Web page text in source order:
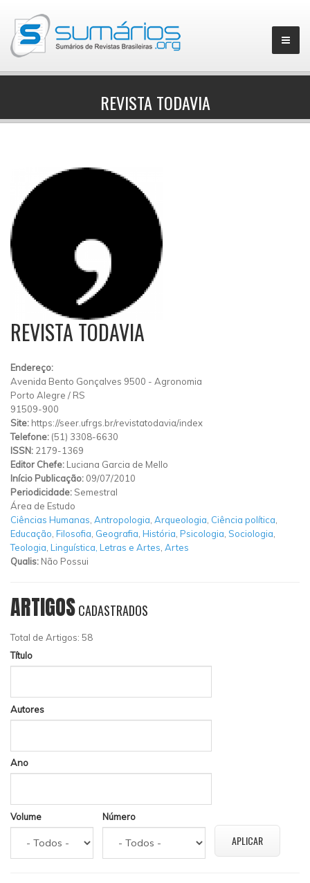
▼
REVISTA TODAVIA
REVISTA TODAVIA
Endereço:
Avenida Bento Gonçalves 9500 - Agronomia
Porto Alegre / RS
91509-900
Site: https://seer.ufrgs.br/revistatodavia/index
Telefone: (51) 3308-6630
ISSN: 2179-1369
Editor Chefe: Luciana Garcia de Mello
Início Publicação: 09/07/2010
Periodicidade: Semestral
Área de Estudo
Ciências Humanas Antropologia Arqueologia Ciência política
Educação Filosofia Geografia História Psicologia Sociologia
Teologia Linguística, Letras e Artes Artes
Qualis: Não Possui
ARTIGOSCADASTRADOS
Total de Artigos: 58
Título
Autores
Ano
Volume Número